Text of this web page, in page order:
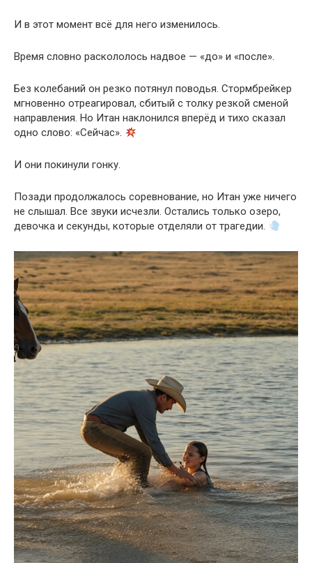
И в этот момент всё для него изменилось.
Время словно раскололось надвое — «до» и «после».
Без колебаний он резко потянул поводья. Стормбрейкер
мгновенно отреагировал, сбитый с толку резкой сменой
направления. Но Итан наклонился вперёд и тихо сказал
одно слово: «Сейчас».
И они покинули гонку.
Позади продолжалось соревнование, но Итан уже ничего
не слышал. Все звуки исчезли. Остались только озеро,
девочка и секунды, которые отделяли от трагедии.